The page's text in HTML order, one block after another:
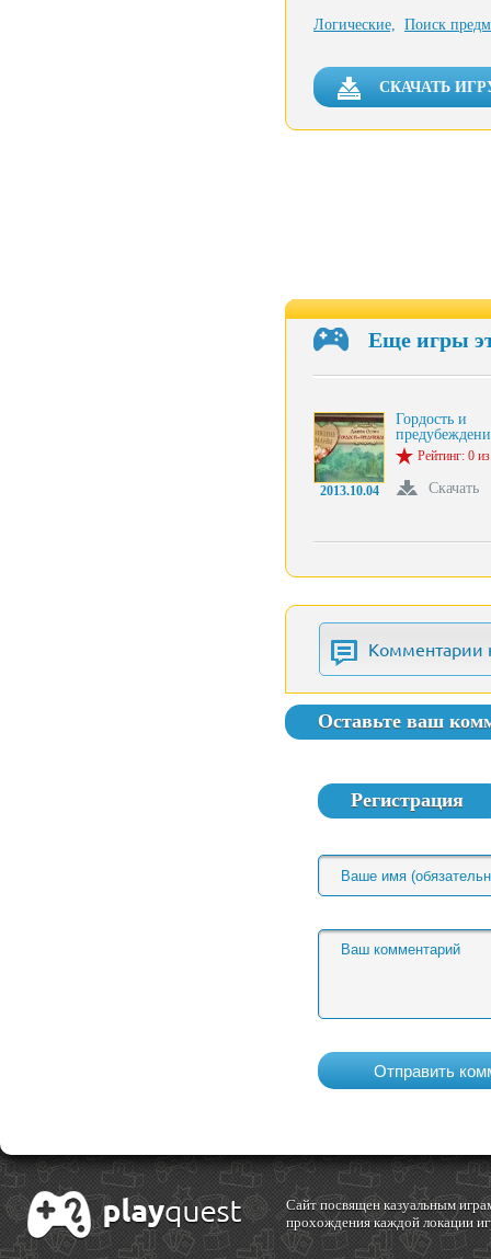
Логические, Поиск
СКАЧАТЬ
Еще игры
2013.10.04
Гордость и
Рейтинг: 0
Скачать
Комментарии
Оставьте ваш
Регистрация
Cайт посвящен казуальным
прохождения каждой локации